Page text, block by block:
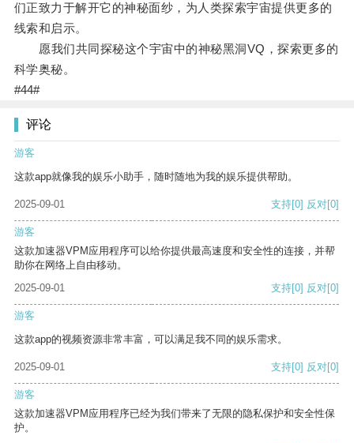
们正致力于解开它的神秘面纱，为人类探索宇宙提供更多的
线索和启示。
愿我们共同探秘这个宇宙中的神秘黑洞VQ，探索更多的
科学奥秘。
#44#
评论
游客
这款app就像我的娱乐小助手，随时随地为我的娱乐提供帮助。
2025-09-01 支持[0] 反对[0]
游客
这款加速器VPM应用程序可以给你提供最高速度和安全性的连接，并帮
助你在网络上自由移动。
2025-09-01
支持[0] 反对[0]
游客
这款app的视频资源非常丰富，可以满足我不同的娱乐需求。
2025-09-01 支持[0] 反对[0]
游客
这款加速器VPM应用程序已经为我们带来了无限的隐私保护和安全性保
护。